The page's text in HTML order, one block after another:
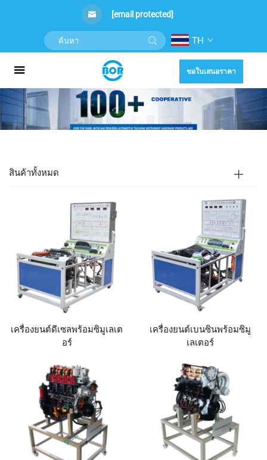
[email protected]
TH
ขอใบเสนอราคา
สินค้าทั้งหมด
เครื่องยนต์ดีเซลพร้อมซิมูเลเต
อร์
เครื่องยนต์เบนซินพร้อมซิมู
เลเตอร์